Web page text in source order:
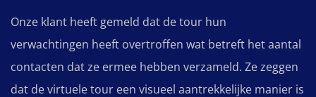
Onze klant heeft gemeld dat de tour hun
verwachtingen heeft overtroffen wat betreft het aantal
contacten dat ze ermee hebben verzameld. Ze zeggen
dat de virtuele tour een visueel aantrekkelijke manier is